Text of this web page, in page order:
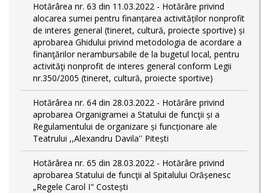
Hotărârea nr. 63 din 11.03.2022 - Hotărâre privind
alocarea sumei pentru finanțarea activităților nonprofit
de interes general (tineret, cultură, proiecte sportive) și
aprobarea Ghidului privind metodologia de acordare a
finanţărilor nerambursabile de la bugetul local, pentru
activităţi nonprofit de interes general conform Legii
nr.350/2005 (tineret, cultură, proiecte sportive)
Hotărârea nr. 64 din 28.03.2022 - Hotărâre privind
aprobarea Organigramei a Statului de funcţii și a
Regulamentului de organizare și funcționare ale
Teatrului ,,Alexandru Davila'' Pitești
Hotărârea nr. 65 din 28.03.2022 - Hotărâre privind
aprobarea Statului de funcţii al Spitalului Orășenesc
„Regele Carol I" Costești